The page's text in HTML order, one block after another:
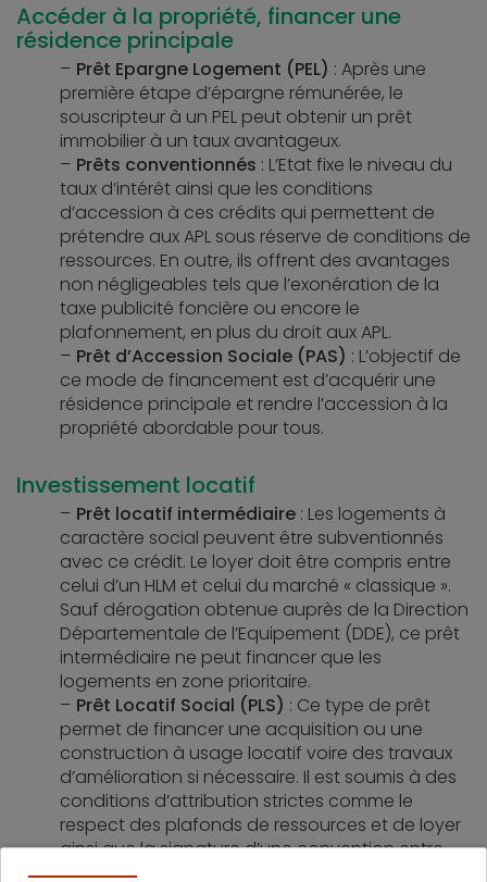
Accéder à la propriété, financer une
résidence principale
Prêt Epargne Logement (PEL) : Après une
première étape d’épargne rémunérée, le
souscripteur à un PEL peut obtenir un prêt
immobilier à un taux avantageux.
Prêts conventionnés : L’Etat fixe le niveau du
taux d’intérêt ainsi que les conditions
d’accession à ces crédits qui permettent de
prétendre aux APL sous réserve de conditions de
ressources. En outre, ils offrent des avantages
non négligeables tels que l’exonération de la
taxe publicité foncière ou encore le
plafonnement, en plus du droit aux APL.
Prêt d’Accession Sociale (PAS) : L’objectif de
ce mode de financement est d’acquérir une
résidence principale et rendre l’accession à la
propriété abordable pour tous.
Investissement locatif
Prêt locatif intermédiaire : Les logements à
caractère social peuvent être subventionnés
avec ce crédit. Le loyer doit être compris entre
celui d’un HLM et celui du marché « classique ».
Sauf dérogation obtenue auprès de la Direction
Départementale de l’Equipement (DDE), ce prêt
intermédiaire ne peut financer que les
logements en zone prioritaire.
Prêt Locatif Social (PLS) : Ce type de prêt
permet de financer une acquisition ou une
construction à usage locatif voire des travaux
d’amélioration si nécessaire. Il est soumis à des
conditions d’attribution strictes comme le
respect des plafonds de ressources et de loyer
ainsi que la signature d’une convention entre
l’Etat et l’emprunteur.Il offre des avantages